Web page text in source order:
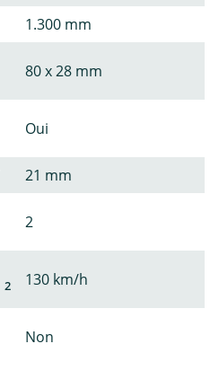
1.300 mm
80 x 28 mm
Oui
21 mm
2
2 130 km/h
Non